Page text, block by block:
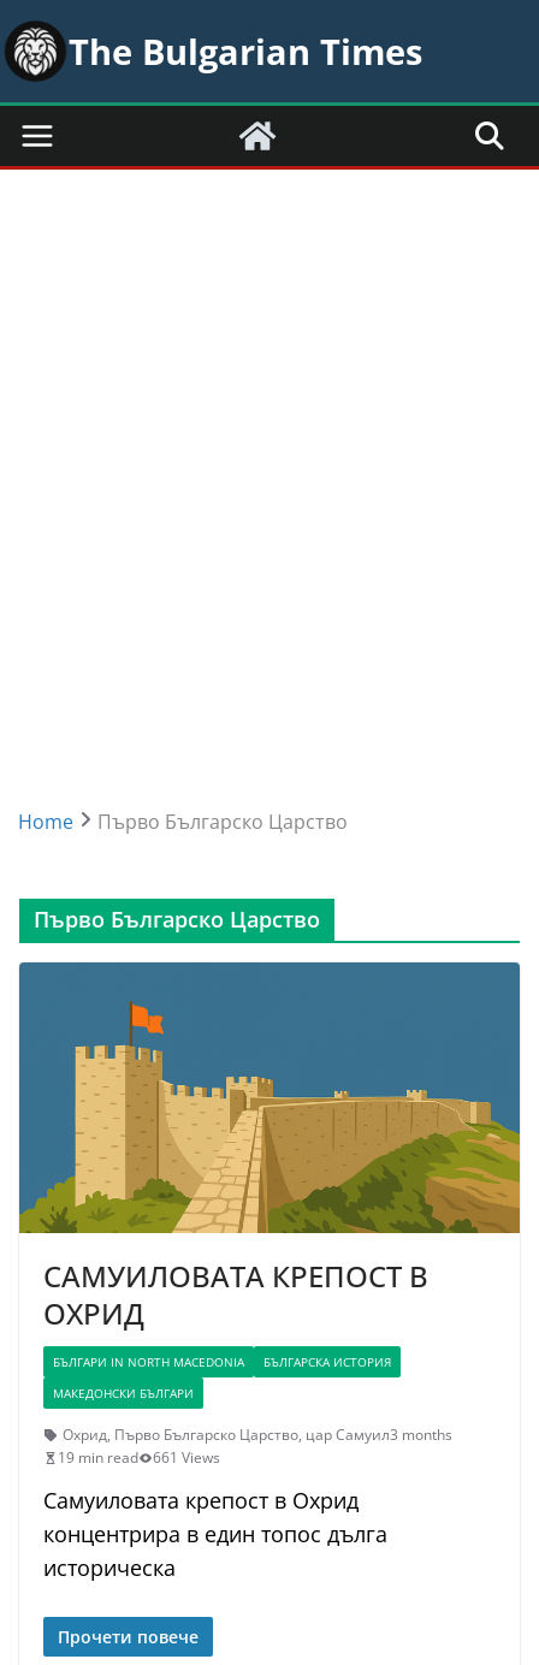
Skip
to
content
The Bulgarian Times
Home Първо Българско Царство
Първо Българско Царство
САМУИЛОВАТА КРЕПОСТ В
ОХРИД
БЪЛГАРИ IN NORTH MACEDONIA
БЪЛГАРСКА ИСТОРИЯ
МАКЕДОНСКИ БЪЛГАРИ
Охрид, Първо Българско Царство, цар Самуил3 months
19 min read
661 Views
Самуиловата крепост в Охрид
концентрира в един топос дълга
историческа
Прочети повече